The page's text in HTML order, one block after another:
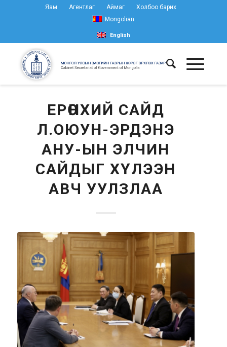
Яам Агентлаг Аймаг
Холбоо барих
Mongolian
English
ЕРӨНХИЙ САЙД
Л.ОЮУН-ЭРДЭНЭ
АНУ-ЫН ЭЛЧИН
САЙДЫГ ХҮЛЭЭН
АВЧ УУЛЗЛАА